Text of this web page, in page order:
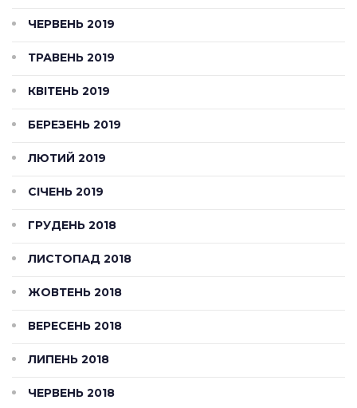
ЧЕРВЕНЬ 2019
ТРАВЕНЬ 2019
КВІТЕНЬ 2019
БЕРЕЗЕНЬ 2019
ЛЮТИЙ 2019
СІЧЕНЬ 2019
ГРУДЕНЬ 2018
ЛИСТОПАД 2018
ЖОВТЕНЬ 2018
ВЕРЕСЕНЬ 2018
ЛИПЕНЬ 2018
ЧЕРВЕНЬ 2018